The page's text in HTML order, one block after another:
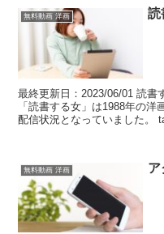
無料動画 洋画 読
最終更新日：2023/06/01 読書
「読書する女」は1988年の
配信状況となっていました。
無料動画 洋画 ア